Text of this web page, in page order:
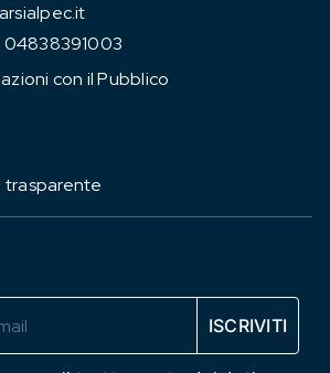
04838391003
con il Pubblico
trasparente